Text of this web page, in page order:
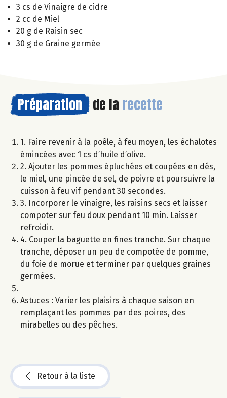
3 cs de Vinaigre de cidre
2 cc de Miel
20 g de Raisin sec
30 g de Graine germée
Préparation de la recette
1. Faire revenir à la poêle, à feu moyen, les échalotes
émincées avec 1 cs d’huile d’olive.
2. Ajouter les pommes épluchées et coupées en dés,
le miel, une pincée de sel, de poivre et poursuivre la
cuisson à feu vif pendant 30 secondes.
3. Incorporer le vinaigre, les raisins secs et laisser
compoter sur feu doux pendant 10 min. Laisser
refroidir.
4. Couper la baguette en fines tranche. Sur chaque
tranche, déposer un peu de compotée de pomme,
du foie de morue et terminer par quelques graines
germées.
Astuces : Varier les plaisirs à chaque saison en
remplaçant les pommes par des poires, des
mirabelles ou des pêches.
Retour à la liste